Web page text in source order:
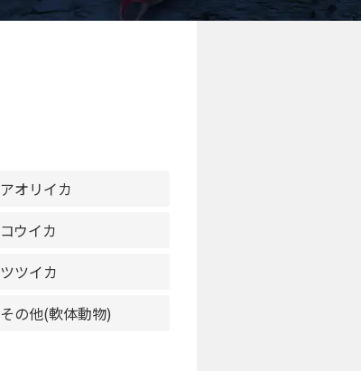
アオリイカ
コウイカ
ツツイカ
その他(軟体動物)